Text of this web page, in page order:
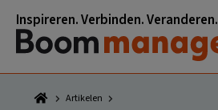
naar
hoofdnavigatie
naar
hoofd
inhoud
naar
eerste
sidebar
naar
voettekst
Inspireren. Verbinden. Veranderen.
Artikelen